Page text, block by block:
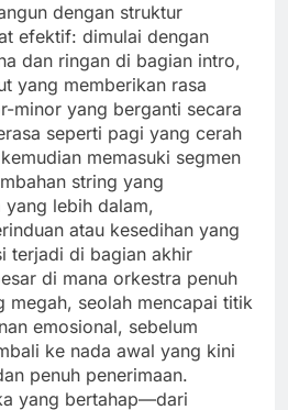
dengan struktur
efektif: dimulai dengan
dan ringan di bagian intro,
yang memberikan rasa
minor yang berganti secara
seperti pagi yang cerah
memasuki segmen
string yang
yang lebih dalam,
atau kesedihan yang
terjadi di bagian akhir
di mana orkestra penuh
megah, seolah mencapai titik
emosional, sebelum
ke nada awal yang kini
penuh penerimaan.
yang bertahap—dari